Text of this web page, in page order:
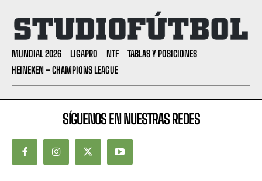
MUNDIAL 2026 LIGAPRO NTF
TABLAS Y POSICIONES
HEINEKEN – CHAMPIONS LEAGUE
SÍGUENOS EN NUESTRAS REDES